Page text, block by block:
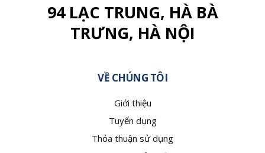
94 LẠC TRUNG, HÀ BÀ
TRƯNG, HÀ NỘI
VỀ CHÚNG TÔI
Giới thiệu
Tuyển dụng
Thỏa thuận sử dụng